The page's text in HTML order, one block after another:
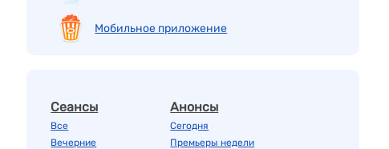
Мобильное приложение
Сеансы
Все
Вечерние
Анонсы
Сегодня
Премьеры недели